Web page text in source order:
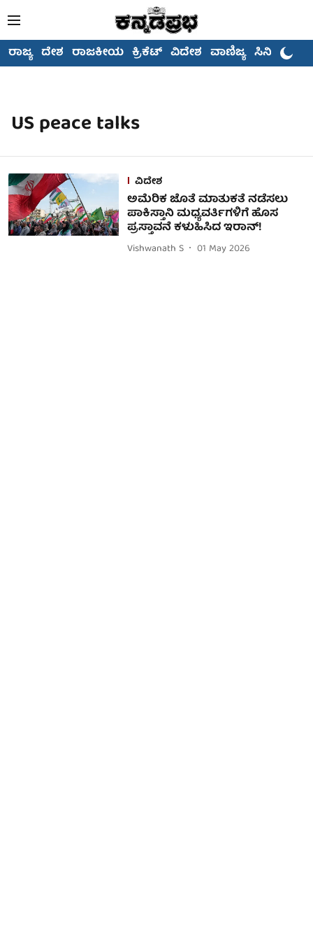
ರಾಜ್ಯ ದೇಶ ರಾಜಕೀಯ ಕ್ರಿಕೆಟ್ ವಿದೇಶ ವಾಣಿಜ್ಯ ಸಿನಿಮಾ
US peace talks
ವಿದೇಶ
ಅಮೆರಿಕ ಜೊತೆ ಮಾತುಕತೆ ನಡೆಸಲು
ಪಾಕಿಸ್ತಾನಿ ಮಧ್ಯವರ್ತಿಗಳಿಗೆ ಹೊಸ
ಪ್ರಸ್ತಾವನೆ ಕಳುಹಿಸಿದ ಇರಾನ್!
Vishwanath S 01 May 2026